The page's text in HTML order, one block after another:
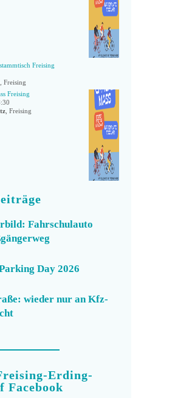
Freising
, Freising
Freising
, Freising
Fahrschulauto
Day 2026
wieder nur an Kfz-
Erding-
Facebook